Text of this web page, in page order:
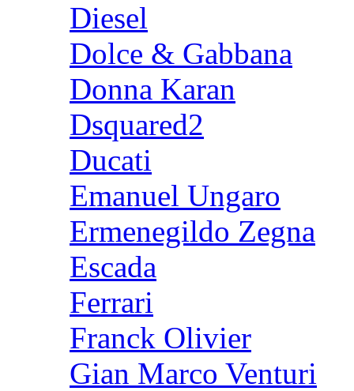
Diesel
Dolce & Gabbana
Donna Karan
Dsquared2
Ducati
Emanuel Ungaro
Ermenegildo Zegna
Escada
Ferrari
Franck Olivier
Gian Marco Venturi